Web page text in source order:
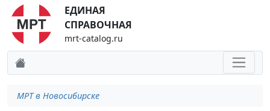
ЕДИНАЯ
СПРАВОЧНАЯ
mrt-catalog.ru
МРТ в Новосибирске